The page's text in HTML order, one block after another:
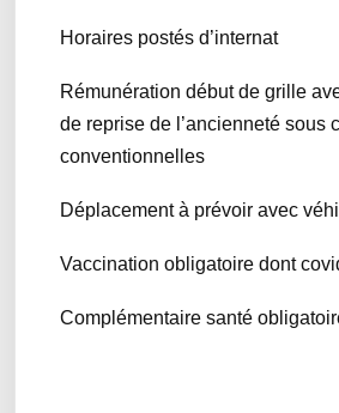
Horaires postés d’internat
Rémunération début de grille
de reprise de l’ancienneté sous
conventionnelles
Déplacement à prévoir avec
Vaccination obligatoire dont
Complémentaire santé